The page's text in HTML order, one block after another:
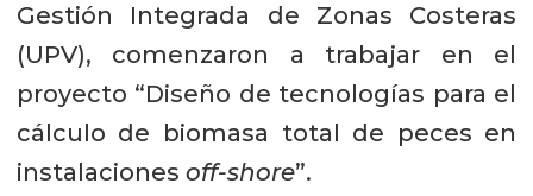
Gestión Integrada de Zonas Costeras
(UPV), comenzaron a trabajar en el
proyecto “Diseño de tecnologías para el
cálculo de biomasa total de peces en
instalaciones off-shore”.